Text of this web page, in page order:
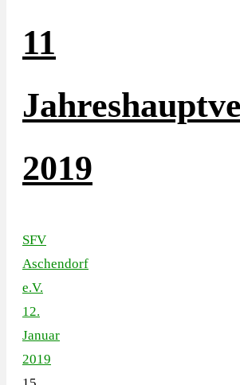
11
2019
SFV
Aschendorf
e.V.
12.
Januar
2019